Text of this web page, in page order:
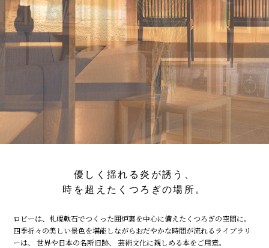
優しく揺れる炎が誘う、
時を超えたくつろぎの場所。
ロビーは、札幌軟石でつくった囲炉裏を中心に備えたくつろぎの空間に。
四季折々の美しい景色を堪能しながらおだやかな時間が流れるライブラリ
ーは、
世界や日本の名所旧跡、 芸術文化に親しめる本をご用意。